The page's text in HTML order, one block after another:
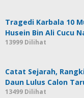
Tragedi Karbala 10
Husein Bin Ali Cucu
13999 Dilihat
Catat Sejarah,
Daun Lulus Calon
13499 Dilihat